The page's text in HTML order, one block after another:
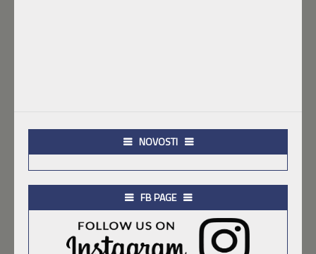
NOVOSTI
FB PAGE